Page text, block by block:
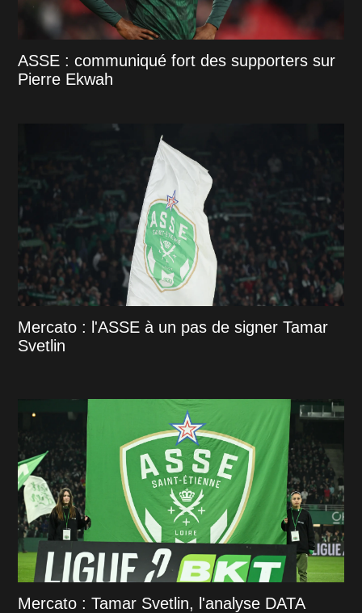
ASSE : communiqué fort des supporters sur
Pierre Ekwah
Mercato : l'ASSE à un pas de signer Tamar
Svetlin
Mercato : Tamar Svetlin, l'analyse DATA